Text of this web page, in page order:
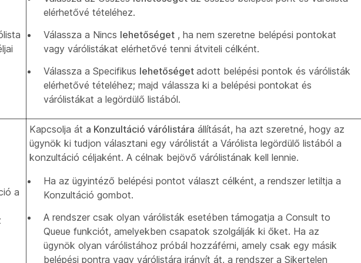
elérhetővé tételéhez.
Válassza a Nincs lehetőséget , ha nem szeretne belépési pontokat
vagy várólistákat elérhetővé tenni átviteli célként.
Válassza a Specifikus lehetőséget adott belépési pontok és várólisták
elérhetővé tételéhez; majd válassza ki a belépési pontokat és
várólistákat a legördülő listából.
a
Kapcsolja át a Konzultáció várólistára állítását, ha azt szeretné, hogy az
ügynök ki tudjon választani egy várólistát a Várólista legördülő listából a
konzultáció céljaként. A célnak bejövő várólistának kell lennie.
Ha az ügyintéző belépési pontot választ célként, a rendszer letiltja a
Konzultáció gombot.
A rendszer csak olyan várólisták esetében támogatja a Consult to
Queue funkciót, amelyekben csapatok szolgálják ki őket. Ha az
ügynök olyan várólistához próbál hozzáférni, amely csak egy másik
belépési pontra vagy várólistára irányít át, a rendszer a Sikertelen